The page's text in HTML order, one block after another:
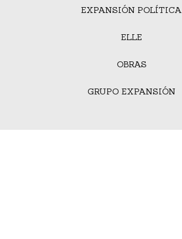
EXPANSIÓN POLÍTICA
ELLE
OBRAS
GRUPO EXPANSIÓN